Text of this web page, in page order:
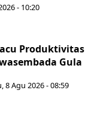
- 10:20
Produktivitas
Gula
8 Agu 2026 - 08:59